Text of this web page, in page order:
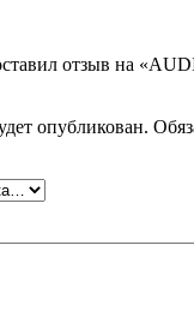
отзыв на
опубликован.